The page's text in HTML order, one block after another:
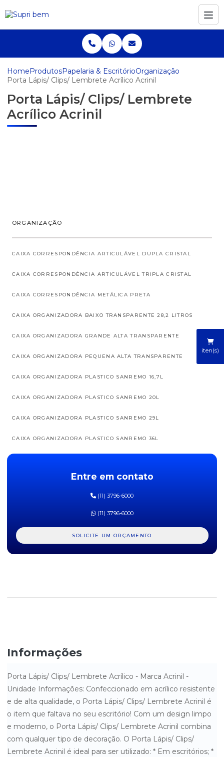
iten(s)
HomeProdutosPapelaria & EscritórioOrganização
Porta Lápis/ Clips/ Lembrete Acrílico Acrinil
Porta Lápis/ Clips/ Lembrete
Acrílico Acrinil
ORGANIZAÇÃO
CAIXA CORRESPONDÊNCIA ARTICULÁVEL DUPLA CRISTAL
CAIXA CORRESPONDÊNCIA ARTICULÁVEL TRIPLA CRISTAL
CAIXA CORRESPONDÊNCIA METÁLICA PRETA
CAIXA ORGANIZADORA BAIXO TRANSPARENTE 28,2 LITROS
CAIXA ORGANIZADORA GRANDE ALTA TRANSPARENTE
CAIXA ORGANIZADORA PEQUENA ALTA TRANSPARENTE
CAIXA ORGANIZADORA PLASTICO SANREMO 16,7L
CAIXA ORGANIZADORA PLASTICO SANREMO 20L
CAIXA ORGANIZADORA PLASTICO SANREMO 29L
CAIXA ORGANIZADORA PLASTICO SANREMO 36L
CAIXA ORGANIZADORA SANREMO 26,5 LITROS
DISPLAY ACRÍLICO MESA 30CM X 10CM
DISPLAY MULTIUSO ADESIVO A4 CRISTAL ISOFLEX
ORGANIZADOR DE MESA EM COURO SINTÉTICO STAPLES PRETO
PORTA LAPIS COM LEMBRETES 750 FOLHAS CRISTAL ACRIMET
PORTA LÁPIS/ CLIPS/ LEMBRETE ACRÍLICO ACRINIL
PORTA REVISTA PRETO DELLOCOLLOR
PRANCHETA ACRÍLICA NOVACRIL
Entre em contato
(11) 3796-6000
(11) 3796-6000
SOLICITE UM ORÇAMENTO
Informações
Porta Lápis/ Clips/ Lembrete Acrílico - Marca Acrinil -
Unidade Informações: Confeccionado em acrílico resistente
e de alta qualidade, o Porta Lápis/ Clips/ Lembrete Acrinil é
o item que faltava no seu escritório! Com um design limpo
e moderno, o Porta Lápis/ Clips/ Lembrete Acrinil combina
com qualquer tipo de decoração. O Porta Lápis/ Clips/
Lembrete Acrinil é ideal para ser utilizado: * Em escritórios; *